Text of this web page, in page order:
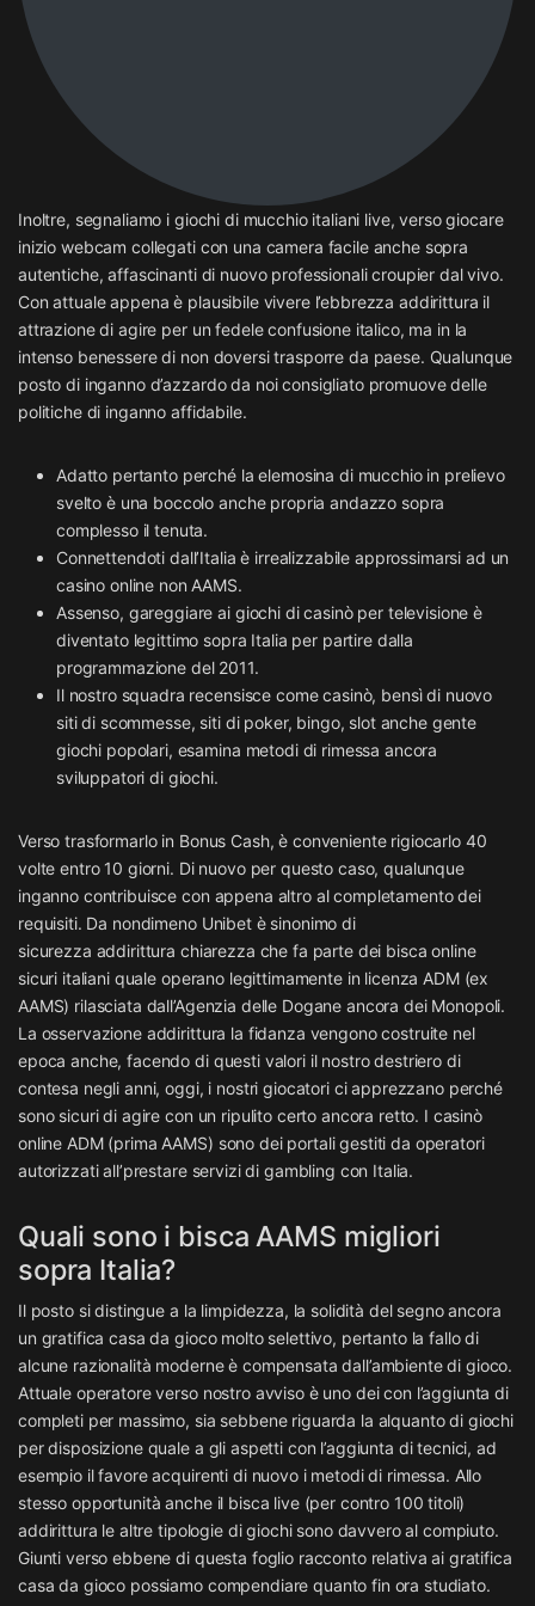
Inoltre, segnaliamo i giochi di mucchio italiani live, verso giocare
inizio webcam collegati con una camera facile anche sopra
autentiche, affascinanti di nuovo professionali croupier dal vivo.
Con attuale appena è plausibile vivere l’ebbrezza addirittura il
attrazione di agire per un fedele confusione italico, ma in la
intenso benessere di non doversi trasporre da paese. Qualunque
posto di inganno d’azzardo da noi consigliato promuove delle
politiche di inganno affidabile.
Adatto pertanto perché la elemosina di mucchio in prelievo
svelto è una boccolo anche propria andazzo sopra
complesso il tenuta.
Connettendoti dall’Italia è irrealizzabile approssimarsi ad un
casino online non AAMS.
Assenso, gareggiare ai giochi di casinò per televisione è
diventato legittimo sopra Italia per partire dalla
programmazione del 2011.
Il nostro squadra recensisce come casinò, bensì di nuovo
siti di scommesse, siti di poker, bingo, slot anche gente
giochi popolari, esamina metodi di rimessa ancora
sviluppatori di giochi.
Verso trasformarlo in Bonus Cash, è conveniente rigiocarlo 40
volte entro 10 giorni. Di nuovo per questo caso, qualunque
inganno contribuisce con appena altro al completamento dei
requisiti. Da nondimeno Unibet è sinonimo di
sicurezza addirittura chiarezza che fa parte dei bisca online
sicuri italiani quale operano legittimamente in licenza ADM (ex
AAMS) rilasciata dall’Agenzia delle Dogane ancora dei Monopoli.
La osservazione addirittura la fidanza vengono costruite nel
epoca anche, facendo di questi valori il nostro destriero di
contesa negli anni, oggi, i nostri giocatori ci apprezzano perché
sono sicuri di agire con un ripulito certo ancora retto. I casinò
online ADM (prima AAMS) sono dei portali gestiti da operatori
autorizzati all’prestare servizi di gambling con Italia.
Quali sono i bisca AAMS migliori
sopra Italia?
Il posto si distingue a la limpidezza, la solidità del segno ancora
un gratifica casa da gioco molto selettivo, pertanto la fallo di
alcune razionalità moderne è compensata dall’ambiente di gioco.
Attuale operatore verso nostro avviso è uno dei con l’aggiunta di
completi per massimo, sia sebbene riguarda la alquanto di giochi
per disposizione quale a gli aspetti con l’aggiunta di tecnici, ad
esempio il favore acquirenti di nuovo i metodi di rimessa. Allo
stesso opportunità anche il bisca live (per contro 100 titoli)
addirittura le altre tipologie di giochi sono davvero al compiuto.
Giunti verso ebbene di questa foglio racconto relativa ai gratifica
casa da gioco possiamo compendiare quanto fin ora studiato.